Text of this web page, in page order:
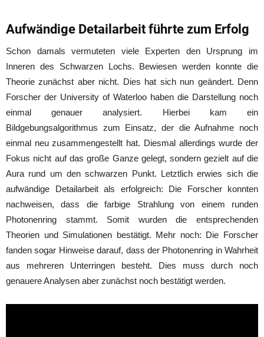
Aufwändige Detailarbeit führte zum Erfolg
Schon damals vermuteten viele Experten den Ursprung im
Inneren des Schwarzen Lochs. Bewiesen werden konnte die
Theorie zunächst aber nicht. Dies hat sich nun geändert. Denn
Forscher der University of Waterloo haben die Darstellung noch
einmal genauer analysiert. Hierbei kam ein
Bildgebungsalgorithmus zum Einsatz, der die Aufnahme noch
einmal neu zusammengestellt hat. Diesmal allerdings wurde der
Fokus nicht auf das große Ganze gelegt, sondern gezielt auf die
Aura rund um den schwarzen Punkt. Letztlich erwies sich die
aufwändige Detailarbeit als erfolgreich: Die Forscher konnten
nachweisen, dass die farbige Strahlung von einem runden
Photonenring stammt. Somit wurden die entsprechenden
Theorien und Simulationen bestätigt. Mehr noch: Die Forscher
fanden sogar Hinweise darauf, dass der Photonenring in Wahrheit
aus mehreren Unterringen besteht. Dies muss durch noch
genauere Analysen aber zunächst noch bestätigt werden.